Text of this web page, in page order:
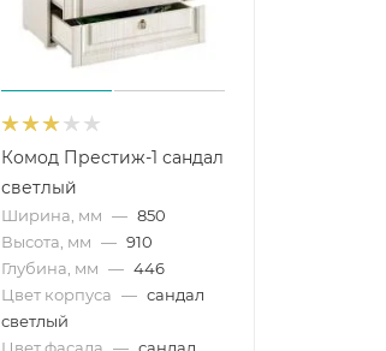
Комод Престиж-1 сандал
светлый
Ширина, мм — 850
Высота, мм — 910
Глубина, мм — 446
Цвет корпуса — сандал
светлый